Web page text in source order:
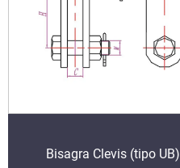
Bisagra Clevis (tipo UB)